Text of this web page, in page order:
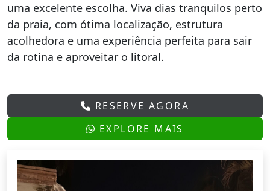
uma excelente escolha. Viva dias tranquilos perto
da praia, com ótima localização, estrutura
acolhedora e uma experiência perfeita para sair
da rotina e aproveitar o litoral.
RESERVE AGORA
EXPLORE MAIS